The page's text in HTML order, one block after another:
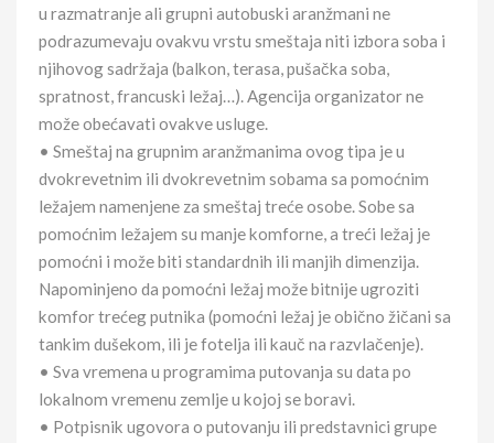
u razmatranje ali grupni autobuski aranžmani ne
podrazumevaju ovakvu vrstu smeštaja niti izbora soba i
njihovog sadržaja (balkon, terasa, pušačka soba,
spratnost, francuski ležaj…). Agencija organizator ne
može obećavati ovakve usluge.
• Smeštaj na grupnim aranžmanima ovog tipa je u
dvokrevetnim ili dvokrevetnim sobama sa pomoćnim
ležajem namenjene za smeštaj treće osobe. Sobe sa
pomoćnim ležajem su manje komforne, a treći ležaj je
pomoćni i može biti standardnih ili manjih dimenzija.
Napominjeno da pomoćni ležaj može bitnije ugroziti
komfor trećeg putnika (pomoćni ležaj je obično žičani sa
tankim dušekom, ili je fotelja ili kauč na razvlačenje).
• Sva vremena u programima putovanja su data po
lokalnom vremenu zemlje u kojoj se boravi.
• Potpisnik ugovora o putovanju ili predstavnici grupe